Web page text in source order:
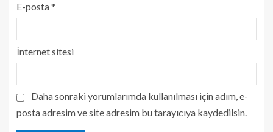
E-posta*
İnternet sitesi
Daha sonraki yorumlarımda kullanılması için adım, e-
posta adresim ve site adresim bu tarayıcıya kaydedilsin.